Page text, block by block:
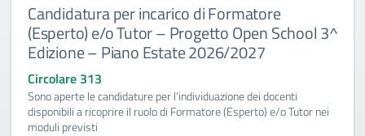
Candidatura per incarico di Formatore
(Esperto) e/o Tutor – Progetto Open School 3^
Edizione – Piano Estate 2026/2027
Circolare 313
Sono aperte le candidature per l'individuazione dei docenti
disponibili a ricoprire il ruolo di Formatore (Esperto) e/o Tutor nei
moduli previsti